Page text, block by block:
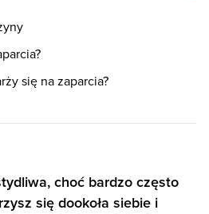
się na zaparcia?
choć bardzo często
się dookoła siebie i